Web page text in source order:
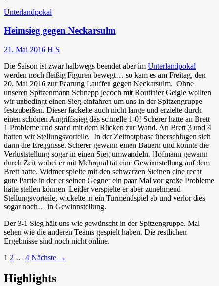
Unterlandpokal
Heimsieg gegen Neckarsulm
21. Mai 2016 H S
Die Saison ist zwar halbwegs beendet aber im Unterlandpokal
werden noch fleißig Figuren bewegt… so kam es am Freitag, den
20. Mai 2016 zur Paarung Lauffen gegen Neckarsulm. Ohne
unseren Spitzenmann Schnepp jedoch mit Routinier Geigle wollten
wir unbedingt einen Sieg einfahren um uns in der Spitzengruppe
festzubeißen. Dieser fackelte auch nicht lange und erzielte durch
einen schönen Angriffssieg das schnelle 1-0! Scherer hatte an Brett
1 Probleme und stand mit dem Rücken zur Wand. An Brett 3 und 4
hatten wir Stellungsvorteile. In der Zeitnotphase überschlugen sich
dann die Ereignisse. Scherer gewann einen Bauern und konnte die
Verluststellung sogar in einen Sieg umwandeln. Hofmann gewann
durch Zeit wobei er mit Mehrqualität eine Gewinnstellung auf dem
Brett hatte. Widmer spielte mit den schwarzen Steinen eine recht
gute Partie in der er seinen Gegner ein paar Mal vor große Probleme
hätte stellen können. Leider verspielte er aber zunehmend
Stellungsvorteile, wickelte in ein Turmendspiel ab und verlor dies
sogar noch… in Gewinnstellung.
Der 3-1 Sieg hält uns wie gewünscht in der Spitzengruppe. Mal
sehen wie die anderen Teams gespielt haben. Die restlichen
Ergebnisse sind noch nicht online.
Beitragsnavigation
1 2 … 4 Nächste →
Highlights